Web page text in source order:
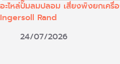
อะไหล่ปั๊มลมปลอม เสี่ยงพังยกเครื่
Ingersoll Rand
24/07/2026